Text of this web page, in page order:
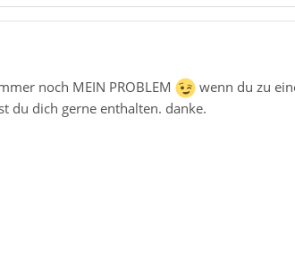
noch MEIN PROBLEM
wenn du zu
du dich gerne enthalten. danke.